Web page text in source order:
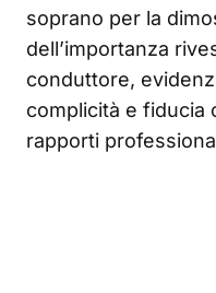
soprano per la
dell’importanza
conduttore,
complicità e fiducia
rapporti